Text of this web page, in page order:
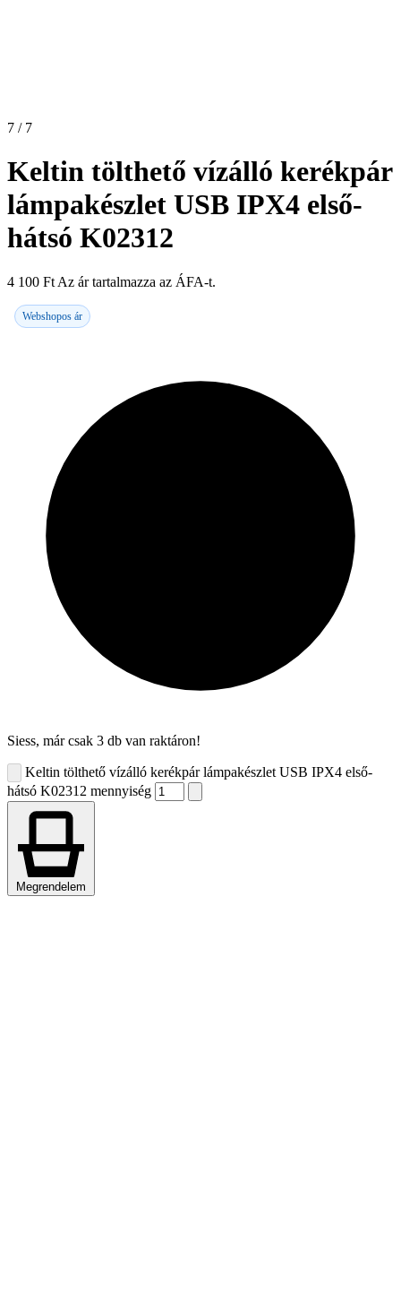
7 / 7
Keltin tölthető vízálló kerékpár
lámpakészlet USB IPX4 első-
hátsó K02312
4 100 Ft Az ár tartalmazza az ÁFA-t.
Webshopos ár
Siess, már csak 3 db van raktáron!
Keltin tölthető vízálló kerékpár lámpakészlet USB IPX4 első-
hátsó K02312 mennyiség
Megrendelem